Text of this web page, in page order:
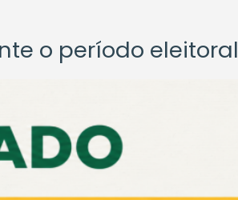
o período eleitoral